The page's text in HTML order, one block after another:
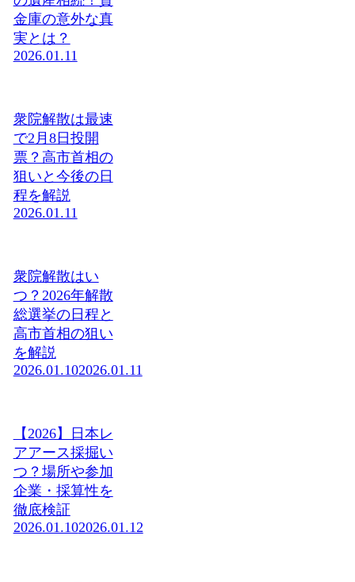
金庫の意外な真
実とは？
2026.01.11
衆院解散は最速
で2月8日投開
票？高市首相の
狙いと今後の日
程を解説
2026.01.11
衆院解散はい
つ？2026年解散
総選挙の日程と
高市首相の狙い
を解説
2026.01.102026.01.11
【2026】日本レ
アアース採掘い
つ？場所や参加
企業・採算性を
徹底検証
2026.01.102026.01.12